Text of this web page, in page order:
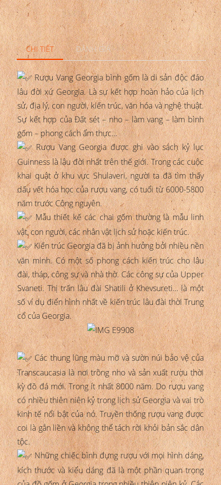
CHI TIẾT ĐÁNH GIÁ
Rượu Vang Georgia bình gốm là di sản độc đáo
lâu đời xứ Georgia. Là sự kết hợp hoàn hảo của lịch
sử, địa lý, con người, kiến trúc, văn hóa và nghệ thuật.
Sự kết hợp của Đất sét – nho – làm vang – làm bình
gốm – phong cách ẩm thực…
Rượu Vang Georgia được ghi vào sách kỷ lục
Guinness là lâu đời nhất trên thế giới. Trong các cuộc
khai quật ở khu vực Shulaveri, người ta đã tìm thấy
dấu vết hóa học của rượu vang, có tuổi từ 6000-5800
năm trước Công nguyên.
Mẫu thiết kế các chai gốm thường là mẫu linh
vật, con người, các nhân vật lịch sử hoặc kiến trúc.
Kiến trúc Georgia đã bị ảnh hưởng bởi nhiều nền
văn minh. Có một số phong cách kiến trúc cho lâu
đài, tháp, công sự và nhà thờ. Các công sự của Upper
Svaneti. Thị trấn lâu đài Shatili ở Khevsureti… là một
số ví dụ điển hình nhất về kiến trúc lâu đài thời Trung
cổ của Georgia.
Các thung lũng màu mỡ và sườn núi bảo vệ của
Transcaucasia là nơi trồng nho và sản xuất rượu thời
kỳ đồ đá mới. Trong ít nhất 8000 năm. Do rượu vang
có nhiều thiên niên kỷ trong lịch sử Georgia và vai trò
kinh tế nổi bật của nó. Truyền thống rượu vang được
coi là gắn liền và không thể tách rời khỏi bản sắc dân
tộc.
Những chiếc bình đựng rượu với mọi hình dáng,
kích thước và kiểu dáng đã là một phần quan trọng